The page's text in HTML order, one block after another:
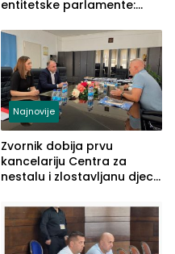
entitetske parlamente:
vidljive na njima
Najnovije
Zvornik dobija prvu
kancelariju Centra za
nestalu i zlostavljanu djecu